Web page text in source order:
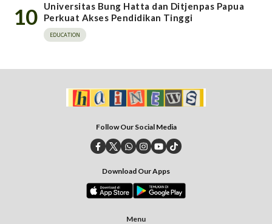
10
Universitas Bung Hatta dan Ditjenpas Papua
Perkuat Akses Pendidikan Tinggi
EDUCATION
Follow Our Social Media
Download Our Apps
Menu